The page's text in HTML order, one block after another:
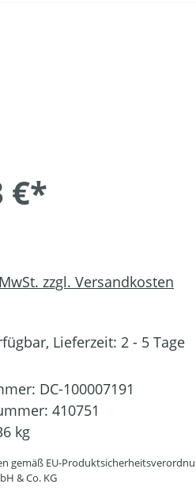
€*
zzgl. Versandkosten
Lieferzeit: 2 - 5 Tage
DC-100007191
410751
kg
gemäß EU-
& Co. KG